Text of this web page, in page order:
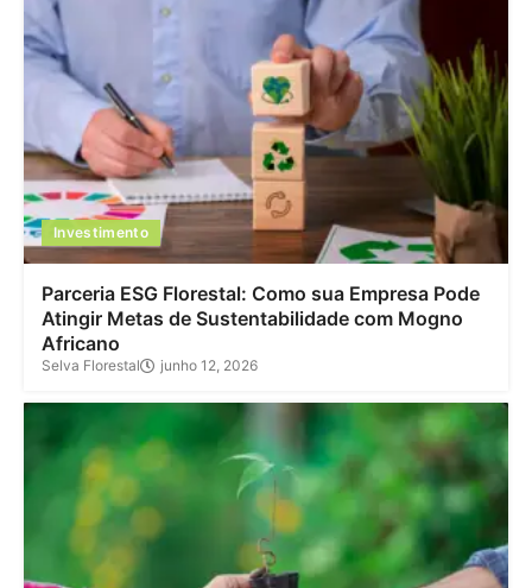
Investimento
Parceria ESG Florestal: Como sua Empresa Pode
Atingir Metas de Sustentabilidade com Mogno
Africano
Selva Florestal junho 12, 2026